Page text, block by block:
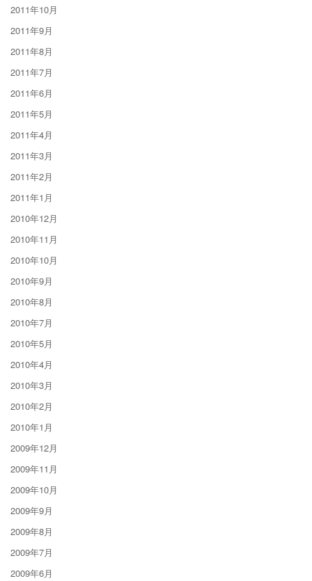
2011年10月
2011年9月
2011年8月
2011年7月
2011年6月
2011年5月
2011年4月
2011年3月
2011年2月
2011年1月
2010年12月
2010年11月
2010年10月
2010年9月
2010年8月
2010年7月
2010年5月
2010年4月
2010年3月
2010年2月
2010年1月
2009年12月
2009年11月
2009年10月
2009年9月
2009年8月
2009年7月
2009年6月